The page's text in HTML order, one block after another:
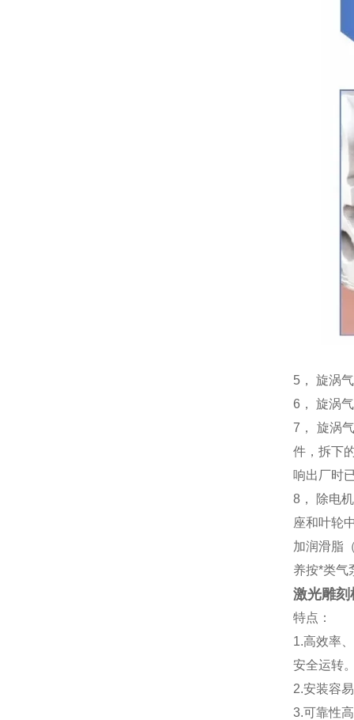
5， 旋涡
6， 旋涡
7， 旋涡
件，拆下
响出厂时
8， 除电
座和叶轮
加润滑脂
养按*类气
激光雕刻
特点：
1.高效率
安全运转
2.安装容
3.可靠性